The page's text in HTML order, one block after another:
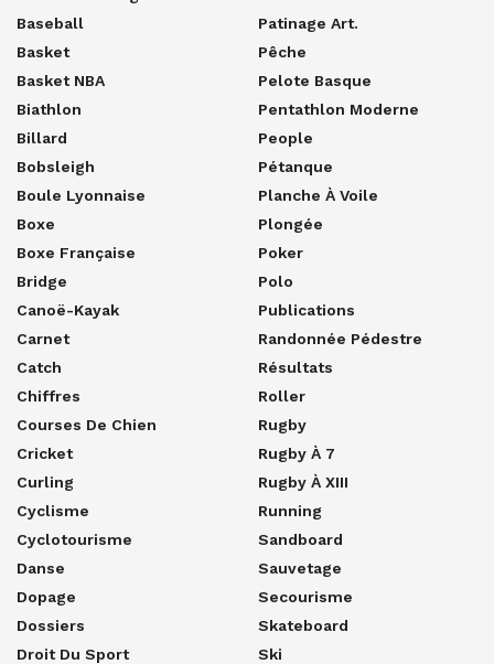
Baseball
Basket
Basket NBA
Biathlon
Billard
Bobsleigh
Boule Lyonnaise
Boxe
Boxe Française
Bridge
Canoë-Kayak
Carnet
Catch
Chiffres
Courses De Chien
Cricket
Curling
Cyclisme
Cyclotourisme
Danse
Dopage
Dossiers
Droit Du Sport
Patinage Art.
Pêche
Pelote Basque
Pentathlon Moderne
People
Pétanque
Planche À Voile
Plongée
Poker
Polo
Publications
Randonnée Pédestre
Résultats
Roller
Rugby
Rugby À 7
Rugby À XIII
Running
Sandboard
Sauvetage
Secourisme
Skateboard
Ski